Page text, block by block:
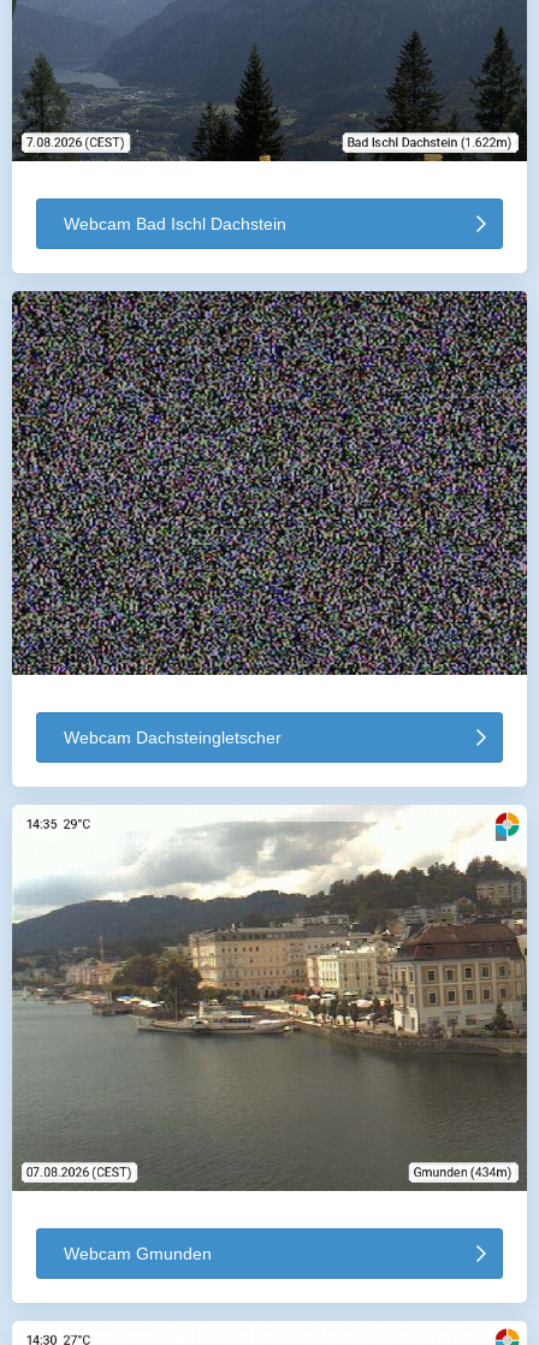
Webcam Bad Ischl Dachstein
Webcam Dachsteingletscher
Webcam Gmunden